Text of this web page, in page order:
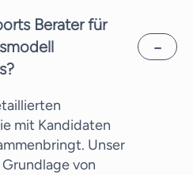
Berater für
mit Kandidaten
Unser
von